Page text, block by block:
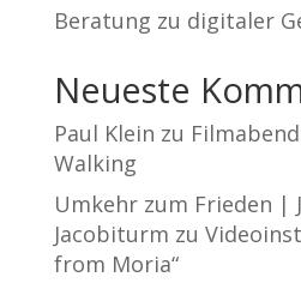
Beratung zu digitaler
Neueste
Paul Klein zu
Walking
Umkehr zum Frieden |
Jacobiturm zu
from Moria“